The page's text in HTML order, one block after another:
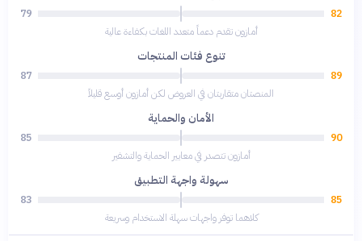
82
79
أمازون تقدم دعماً متعدد اللغات بكفاءة عالية
تنوع فئات المنتجات
89
87
المنصتان متقاربتان في العروض لكن أمازون أوسع قليلاً
الأمان والحماية
90
85
أمازون تتصدر في معايير الحماية والتشفير
سهولة واجهة التطبيق
85
83
كلاهما توفر واجهات سهلة الاستخدام وسريعة